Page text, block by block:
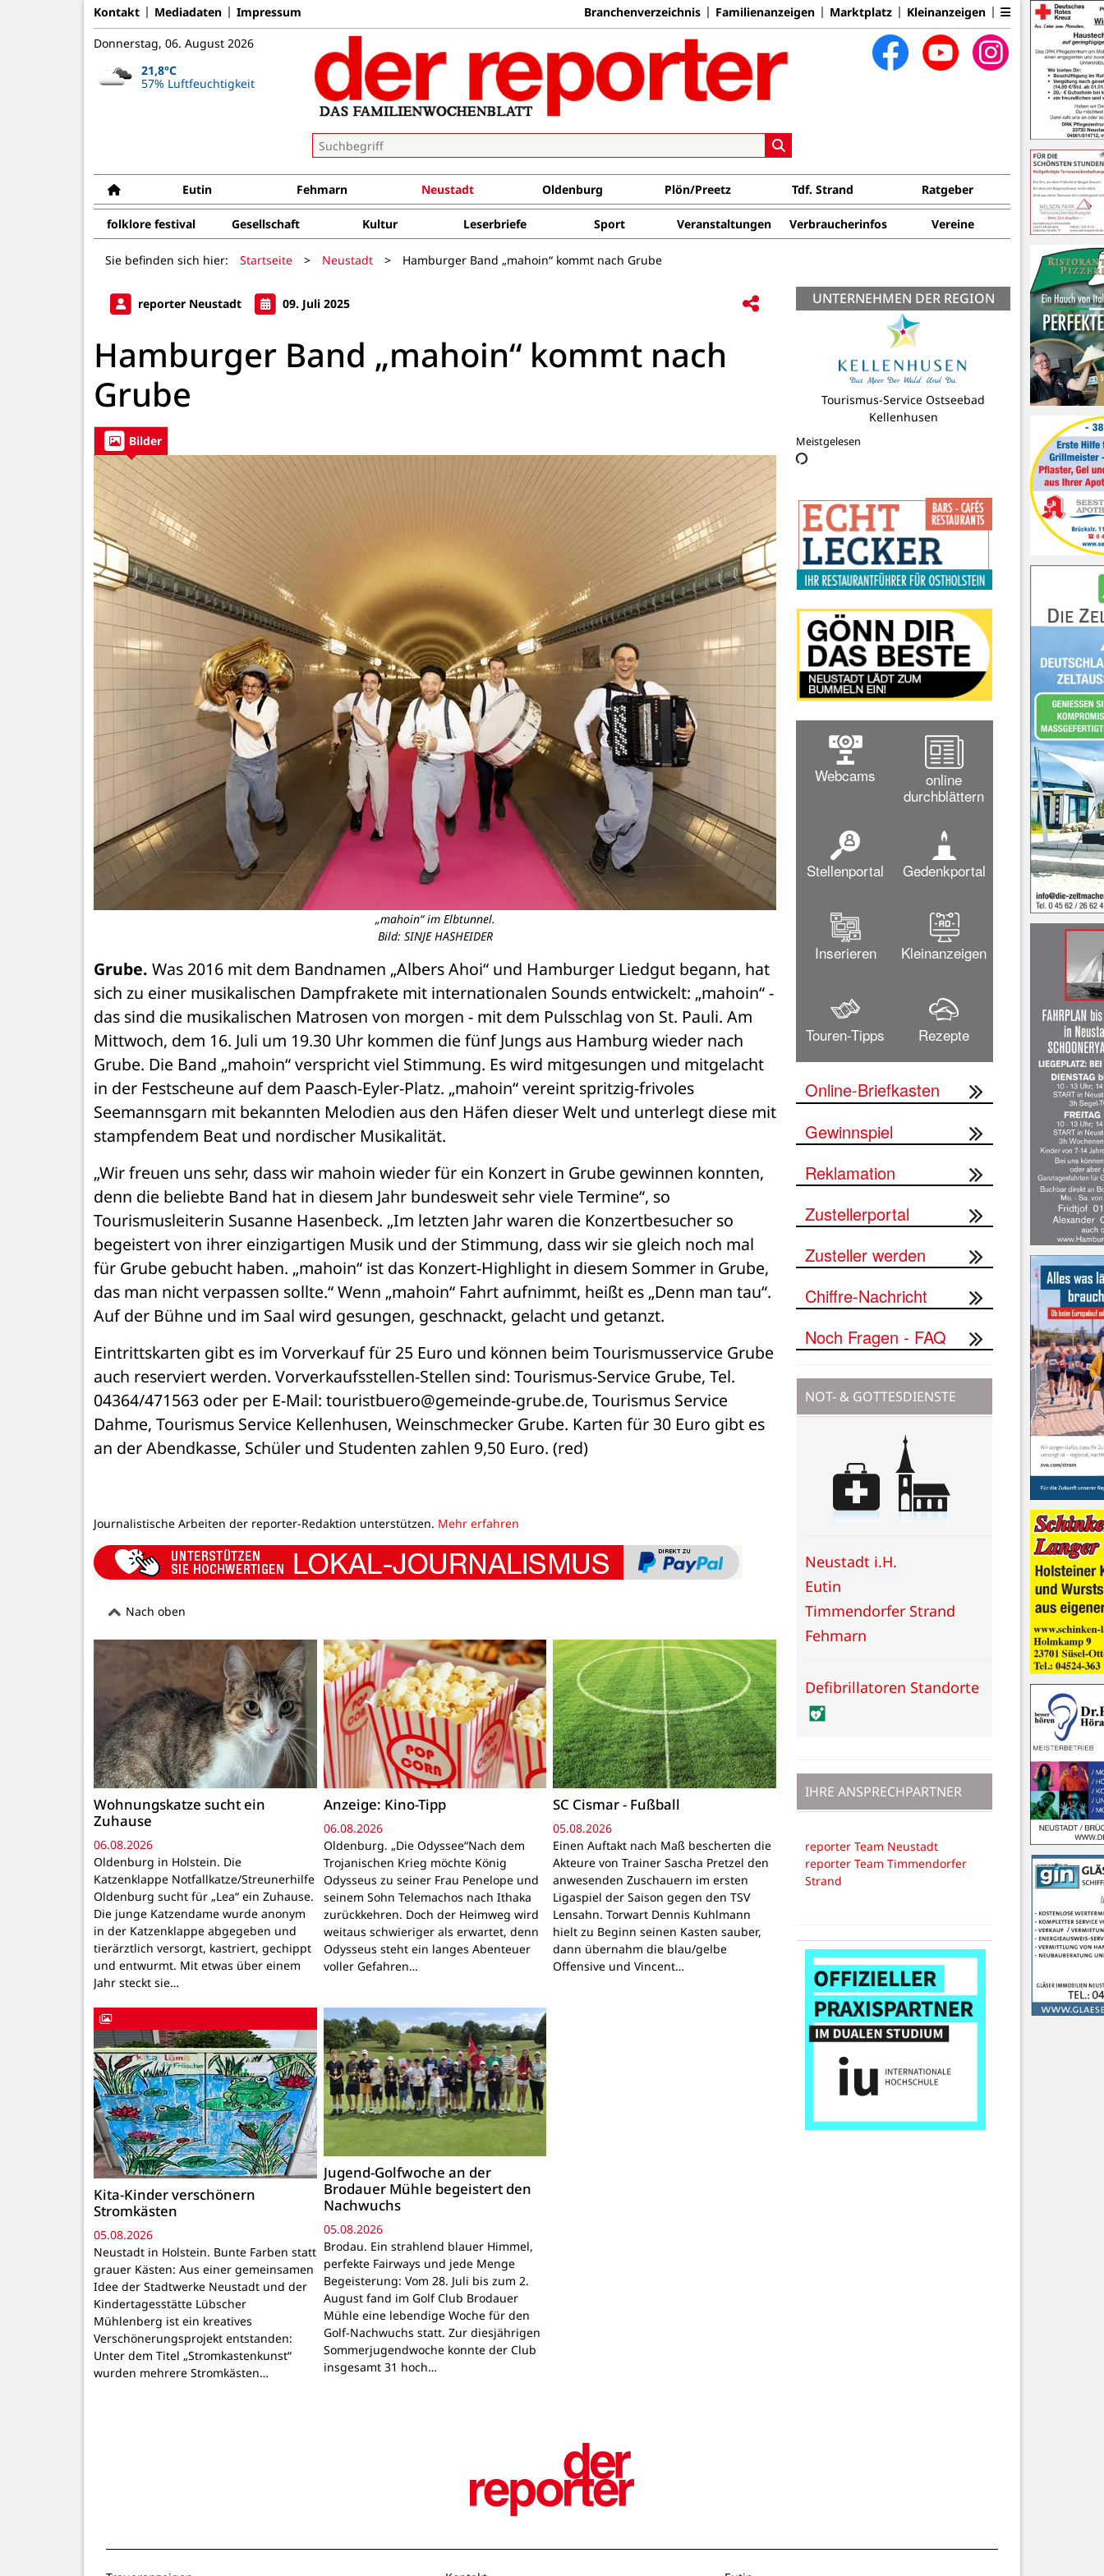
Kontakt Mediadaten Impressum Branchenverzeichnis Familienanzeigen Marktplatz Kleinanzeigen
Donnerstag, 06. August 2026
21,8°C
57% Luftfeuchtigkeit
Eutin Fehmarn Neustadt Oldenburg Plön/Preetz Tdf. Strand Ratgeber
folklore festival Gesellschaft Kultur Leserbriefe Sport Veranstaltungen Verbraucherinfos Vereine
Sie befinden sich hier: Startseite > Neustadt > Hamburger Band „mahoin“ kommt nach Grube
reporter Neustadt 09. Juli 2025
Hamburger Band „mahoin“ kommt nach
Grube
Bilder
„mahoin“ im Elbtunnel.
Bild: SINJE HASHEIDER
Grube. Was 2016 mit dem Bandnamen „Albers Ahoi“ und Hamburger Liedgut begann, hat
sich zu einer musikalischen Dampfrakete mit internationalen Sounds entwickelt: „mahoin“ -
das sind die musikalischen Matrosen von morgen - mit dem Pulsschlag von St. Pauli. Am
Mittwoch, dem 16. Juli um 19.30 Uhr kommen die fünf Jungs aus Hamburg wieder nach
Grube. Die Band „mahoin“ verspricht viel Stimmung. Es wird mitgesungen und mitgelacht
in der Festscheune auf dem Paasch-Eyler-Platz. „mahoin“ vereint spritzig-frivoles
Seemannsgarn mit bekannten Melodien aus den Häfen dieser Welt und unterlegt diese mit
stampfendem Beat und nordischer Musikalität.
„Wir freuen uns sehr, dass wir mahoin wieder für ein Konzert in Grube gewinnen konnten,
denn die beliebte Band hat in diesem Jahr bundesweit sehr viele Termine“, so
Tourismusleiterin Susanne Hasenbeck. „Im letzten Jahr waren die Konzertbesucher so
begeistert von ihrer einzigartigen Musik und der Stimmung, dass wir sie gleich noch mal
für Grube gebucht haben. „mahoin“ ist das Konzert-Highlight in diesem Sommer in Grube,
das man nicht verpassen sollte.“ Wenn „mahoin“ Fahrt aufnimmt, heißt es „Denn man tau“.
Auf der Bühne und im Saal wird gesungen, geschnackt, gelacht und getanzt.
Eintrittskarten gibt es im Vorverkauf für 25 Euro und können beim Tourismusservice Grube
auch reserviert werden. Vorverkaufsstellen-Stellen sind: Tourismus-Service Grube, Tel.
04364/471563 oder per E-Mail: touristbuero@gemeinde-grube.de, Tourismus Service
Dahme, Tourismus Service Kellenhusen, Weinschmecker Grube. Karten für 30 Euro gibt es
an der Abendkasse, Schüler und Studenten zahlen 9,50 Euro. (red)
Journalistische Arbeiten der reporter-Redaktion unterstützen. Mehr erfahren
Nach oben
Wohnungskatze sucht ein
Zuhause
06.08.2026
Oldenburg in Holstein. Die
Katzenklappe Notfallkatze/Streunerhilfe
Oldenburg sucht für „Lea“ ein Zuhause.
Die junge Katzendame wurde anonym
in der Katzenklappe abgegeben und
tierärztlich versorgt, kastriert, gechippt
und entwurmt. Mit etwas über einem
Jahr steckt sie…
Anzeige: Kino-Tipp
06.08.2026
Oldenburg. „Die Odyssee“Nach dem
Trojanischen Krieg möchte König
Odysseus zu seiner Frau Penelope und
seinem Sohn Telemachos nach Ithaka
zurückkehren. Doch der Heimweg wird
weitaus schwieriger als erwartet, denn
Odysseus steht ein langes Abenteuer
voller Gefahren…
SC Cismar - Fußball
05.08.2026
Einen Auftakt nach Maß bescherten die
Akteure von Trainer Sascha Pretzel den
anwesenden Zuschauern im ersten
Ligaspiel der Saison gegen den TSV
Lensahn. Torwart Dennis Kuhlmann
hielt zu Beginn seinen Kasten sauber,
dann übernahm die blau/gelbe
Offensive und Vincent…
Kita-Kinder verschönern
Stromkästen
05.08.2026
Neustadt in Holstein. Bunte Farben statt
grauer Kästen: Aus einer gemeinsamen
Idee der Stadtwerke Neustadt und der
Kindertagesstätte Lübscher
Mühlenberg ist ein kreatives
Verschönerungsprojekt entstanden:
Unter dem Titel „Stromkastenkunst“
wurden mehrere Stromkästen…
Jugend-Golfwoche an der
Brodauer Mühle begeistert den
Nachwuchs
05.08.2026
Brodau. Ein strahlend blauer Himmel,
perfekte Fairways und jede Menge
Begeisterung: Vom 28. Juli bis zum 2.
August fand im Golf Club Brodauer
Mühle eine lebendige Woche für den
Golf-Nachwuchs statt. Zur diesjährigen
Sommerjugendwoche konnte der Club
insgesamt 31 hoch…
UNTERNEHMEN DER REGION
Flohby Neustadt GmbH
Meistgelesen
Webcams
online
durchblättern
Stellenportal Gedenkportal
Inserieren Kleinanzeigen
Touren-Tipps Rezepte
Online-Briefkasten
Gewinnspiel
Reklamation
Zustellerportal
Zusteller werden
Chiffre-Nachricht
Noch Fragen - FAQ
NOT- & GOTTESDIENSTE
Neustadt i.H.
Eutin
Timmendorfer Strand
Fehmarn
Defibrillatoren Standorte
IHRE ANSPRECHPARTNER
reporter Team Neustadt
reporter Team Timmendorfer
Strand